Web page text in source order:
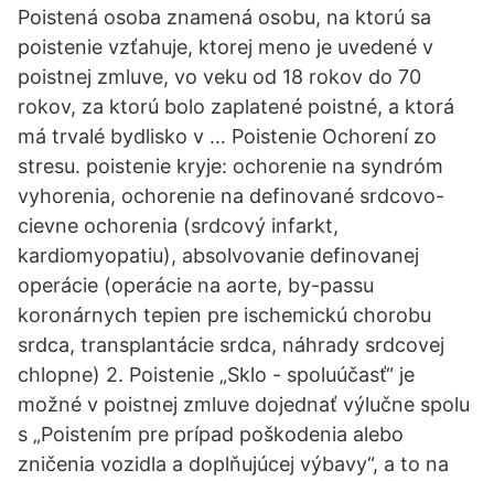
Poistená osoba znamená osobu, na ktorú sa
poistenie vzťahuje, ktorej meno je uvedené v
poistnej zmluve, vo veku od 18 rokov do 70
rokov, za ktorú bolo zaplatené poistné, a ktorá
má trvalé bydlisko v … Poistenie Ochorení zo
stresu. poistenie kryje: ochorenie na syndróm
vyhorenia, ochorenie na definované srdcovo-
cievne ochorenia (srdcový infarkt,
kardiomyopatiu), absolvovanie definovanej
operácie (operácie na aorte, by-passu
koronárnych tepien pre ischemickú chorobu
srdca, transplantácie srdca, náhrady srdcovej
chlopne) 2. Poistenie „Sklo - spoluúčasť“ je
možné v poistnej zmluve dojednať výlučne spolu
s „Poistením pre prípad poškodenia alebo
zničenia vozidla a doplňujúcej výbavy“, a to na